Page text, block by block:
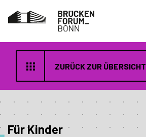
ZURÜCK ZUR ÜBERSICHT
Für Kinder